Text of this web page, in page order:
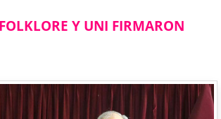
Y UNI FIRMARON